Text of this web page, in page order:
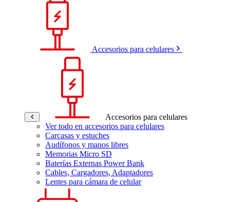
Accesorios para celulares
Accesorios para celulares
Ver todo en accesorios para celulares
Carcasas y estuches
Audífonos y manos libres
Memorias Micro SD
Baterías Externas Power Bank
Cables, Cargadores, Adaptadores
Lentes para cámara de celular